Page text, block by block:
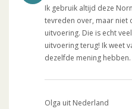
Ik gebruik altijd deze
tevreden over, maar niet
uitvoering. Die is echt
uitvoering terug! Ik weet
dezelfde mening hebben.
Olga uit Nederland